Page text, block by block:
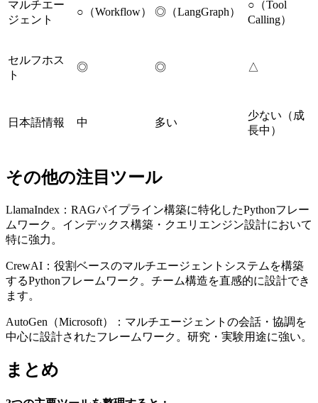
マルチエー
ジェント
○（Workflow） ◎（LangGraph）
○（Tool
Calling）
セルフホス
ト
◎ ◎ △
日本語情報 中 多い
少ない（成
長中）
その他の注目ツール
LlamaIndex：RAGパイプライン構築に特化したPythonフレー
ムワーク。インデックス構築・クエリエンジン設計において
特に強力。
CrewAI：役割ベースのマルチエージェントシステムを構築
するPythonフレームワーク。チーム構造を直感的に設計でき
ます。
AutoGen（Microsoft）：マルチエージェントの会話・協調を
中心に設計されたフレームワーク。研究・実験用途に強い。
まとめ